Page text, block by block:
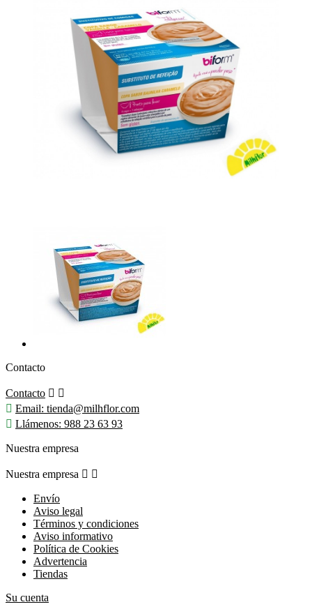
Contacto
Contacto  
 Email: tienda@milhflor.com
 Llámenos: 988 23 63 93
Nuestra empresa
Nuestra empresa  
Envío
Aviso legal
Términos y condiciones
Aviso informativo
Política de Cookies
Advertencia
Tiendas
Su cuenta